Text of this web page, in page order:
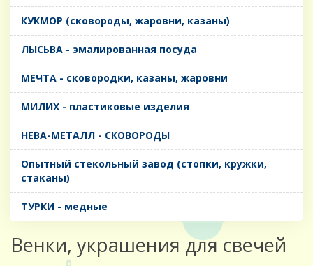
КУКМОР (сковороды, жаровни, казаны)
ЛЫСЬВА - эмалированная посуда
МЕЧТА - сковородки, казаны, жаровни
МИЛИХ - пластиковые изделия
НЕВА-МЕТАЛЛ - СКОВОРОДЫ
Опытный стекольный завод (стопки, кружки,
стаканы)
ТУРКИ - медные
Венки, украшения для свечей